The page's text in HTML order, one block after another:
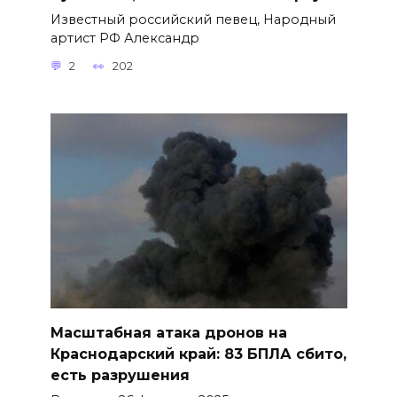
Известный российский певец, Народный
артист РФ Александр
2 202
Масштабная атака дронов на
Краснодарский край: 83 БПЛА сбито,
есть разрушения